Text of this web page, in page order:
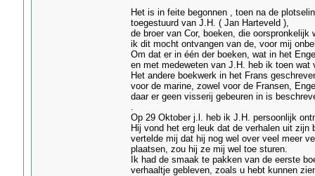
Het is in feite begonnen , toen na de
toegestuurd van J.H. ( Jan Harteveld ),
de broer van Cor, boeken, die
ik dit mocht ontvangen van de, voor mij
Om dat er in één der boeken, wat in het
en met medeweten van J.H. heb ik toen
Het andere boekwerk in het Frans
voor de marine, zowel voor de Fransen,
daar er geen visserij gebeuren in is
.
Op 29 Oktober j.l. heb ik J.H. persoonlijk
Hij vond het erg leuk dat de verhalen uit zijn
vertelde mij dat hij nog wel over veel meer
plaatsen, zou hij ze mij wel toe sturen.
Ik had de smaak te pakken van de eerste
verhaaltje gebleven, zoals u hebt kunnen